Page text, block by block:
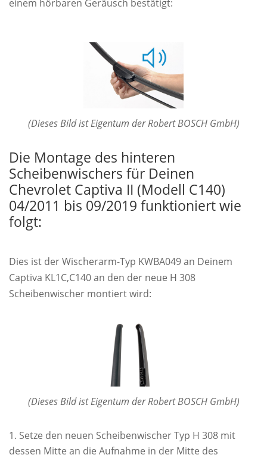
einem hörbaren Geräusch bestätigt:
(Dieses Bild ist Eigentum der Robert BOSCH GmbH)
Die Montage des hinteren
Scheibenwischers für Deinen
Chevrolet Captiva II (Modell C140)
04/2011 bis 09/2019 funktioniert wie
folgt:
Dies ist der Wischerarm-Typ KWBA049 an Deinem
Captiva KL1C,C140 an den der neue H 308
Scheibenwischer montiert wird:
(Dieses Bild ist Eigentum der Robert BOSCH GmbH)
Setze den neuen Scheibenwischer Typ H 308 mit
dessen Mitte an die Aufnahme in der Mitte des